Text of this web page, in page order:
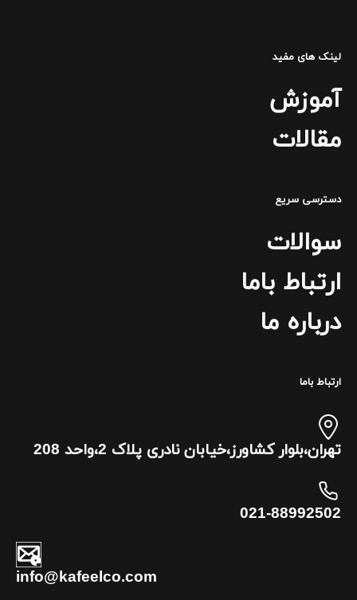
لینک های مفید
آموزش
مقالات
دسترسی سریع
سوالات
ارتباط باما
درباره ما
ارتباط باما
تهران،بلوار کشاورز،خیابان نادری پلاک 2،واحد 208
021-88992502
info@kafeelco.com